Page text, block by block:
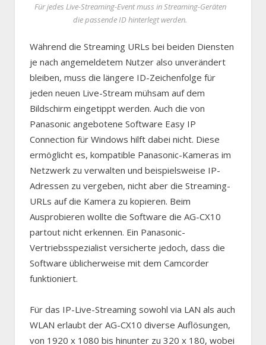
Für jedes Live-Streaming-Event muss in Streaming-Geräten
die passende ID hinterlegt werden.
Während die Streaming URLs bei beiden Diensten
je nach angemeldetem Nutzer also unverändert
bleiben, muss die längere ID-Zeichenfolge für
jeden neuen Live-Stream mühsam auf dem
Bildschirm eingetippt werden. Auch die von
Panasonic angebotene Software Easy IP
Connection für Windows hilft dabei nicht. Diese
ermöglicht es, kompatible Panasonic-Kameras im
Netzwerk zu verwalten und beispielsweise IP-
Adressen zu vergeben, nicht aber die Streaming-
URLs auf die Kamera zu kopieren. Beim
Ausprobieren wollte die Software die AG-CX10
partout nicht erkennen. Ein Panasonic-
Vertriebsspezialist versicherte jedoch, dass die
Software üblicherweise mit dem Camcorder
funktioniert.
Für das IP-Live-Streaming sowohl via LAN als auch
WLAN erlaubt der AG-CX10 diverse Auflösungen,
von 1920 x 1080 bis hinunter zu 320 x 180, wobei